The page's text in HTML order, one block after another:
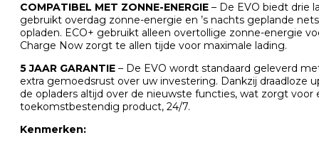
COMPATIBEL MET ZONNE-ENERGIE – De EVO biedt drie
gebruikt overdag zonne-energie en ’s nachts geplande
opladen. ECO+ gebruikt alleen overtollige zonne-energie
Charge Now zorgt te allen tijde voor maximale lading.
5 JAAR GARANTIE – De EVO wordt standaard geleverd
extra gemoedsrust over uw investering. Dankzij draadloze
de opladers altijd over de nieuwste functies, wat zorgt voor
toekomstbestendig product, 24/7.
Kenmerken: